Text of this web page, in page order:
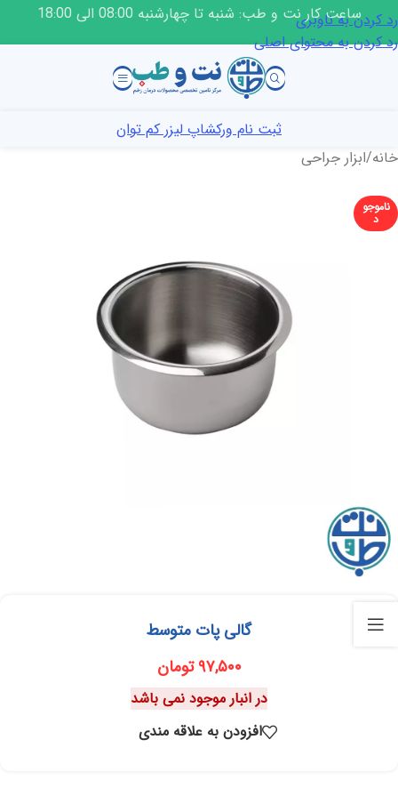
رد کردن به ناوبری
رد کردن به محتوای اصلی
ساعت کار نت و طب: شنبه تا چهارشنبه 08:00 الی 18:00
ثبت نام ورکشاپ لیزر کم توان
خانه/ابزار جراحی
ناموجو
د
گالی پات متوسط
۹۷,۵۰۰تومان
در انبار موجود نمی باشد
افزودن به علاقه مندی